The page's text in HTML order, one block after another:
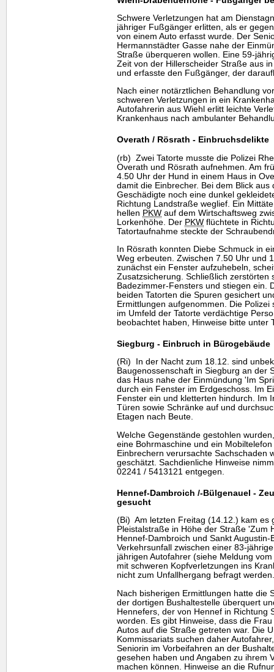
Schwere Verletzungen hat am
jähriger Fußgänger erlitten, als er
von einem Auto erfasst wurde. Der
Hermannstädter Gasse nahe der
Straße überqueren wollen. Eine 59-
Zeit von der Hillerscheider Straße aus
und erfasste den Fußgänger, der
Nach einer notärztlichen Behandlung
schweren Verletzungen in ein
Autofahrerin aus Wiehl erlitt leichte
Krankenhaus nach ambulanter
Overath / Rösrath - Einbruchsdelikte
(rb) Zwei Tatorte musste die Polizei
Overath und Rösrath aufnehmen. Am
4.50 Uhr der Hund in einem Haus in
damit die Einbrecher. Bei dem Blick
Geschädigte noch eine dunkel
Richtung Landstraße weglief. Ein
hellen PKW auf dem Wirtschaftsweg
Lorkenhöhe. Der PKW flüchtete in
Tatortaufnahme steckte der
In Rösrath konnten Diebe Schmuck in
Weg erbeuten. Zwischen 7.50 Uhr und
zunächst ein Fenster aufzuhebeln,
Zusatzsicherung. Schließlich zerstörten
Badezimmer-Fensters und stiegen ein.
beiden Tatorten die Spuren gesichert
Ermittlungen aufgenommen. Die
im Umfeld der Tatorte verdächtige
beobachtet haben, Hinweise bitte unter
Siegburg - Einbruch in Bürogebäude
(Ri) In der Nacht zum 18.12. sind
Baugenossenschaft in Siegburg an der
das Haus nahe der Einmündung 'Im
durch ein Fenster im Erdgeschoss. Im
Fenster ein und kletterten hindurch. Im
Türen sowie Schränke auf und
Etagen nach Beute.
Welche Gegenstände gestohlen
eine Bohrmaschine und ein
Einbrechern verursachte Sachschaden
geschätzt. Sachdienliche Hinweise
02241 / 5413121 entgegen.
Hennef-Dambroich /-Bülgenauel -
gesucht
(Bi) Am letzten Freitag (14.12.) kam es
Pleistalstraße in Höhe der Straße 'Zum
Hennef-Dambroich und Sankt
Verkehrsunfall zwischen einer 83-
jährigen Autofahrer (siehe Meldung
mit schweren Kopfverletzungen ins
nicht zum Unfallhergang befragt werden.
Nach bisherigen Ermittlungen hatte die
der dortigen Bushaltestelle überquert
Hennefers, der von Hennef in Richtung
worden. Es gibt Hinweise, dass die
Autos auf die Straße getreten war. Die
Kommissariats suchen daher
Seniorin im Vorbeifahren an der
gesehen haben und Angaben zu ihrem
machen können. Hinweise an die